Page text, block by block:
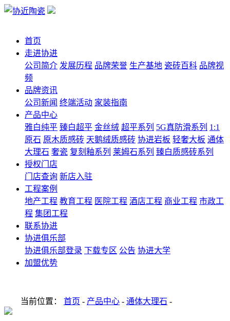
首页
走进协进
公司简介 发展历程 品牌荣誉 生产基地 瓷砖百科 品牌视
频
品牌资讯
公司新闻 终端活动 家装指南
产品中心
雅白纯平 臻白超平 金丝绒 超平系列 5G真防滑系列 1:1
原石 原木质感砖 天鹅绒质感砖 协进岩板 轻奢大板 通体
大理石 奢瓷 复刻釉系列 莱姆石系列 臻白质感砖系列
授权门店
门店查询 新店入驻
工程案例
地产工程 教育工程 医院工程 酒店工程 商业工程 市政工
程 集团工程
联系协进
协进俱乐部
协进俱乐部登录 下载专区 公告 协进大学
加盟优势
当前位置： 首页 - 产品中心 - 通体大理石 -